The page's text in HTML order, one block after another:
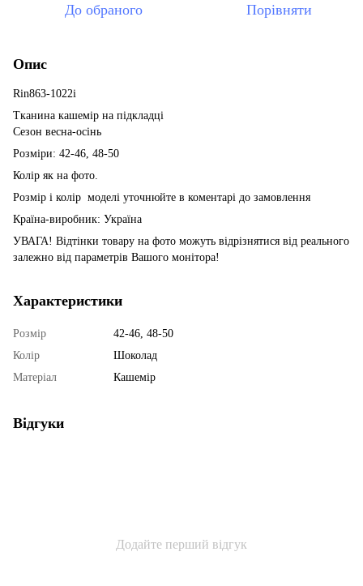
До обраного Порівняти
Опис
Rin863-1022i
Тканина кашемір на підкладці
Сезон весна-осінь
Розміри: 42-46, 48-50
Колір як на фото.
Розмір і колір моделі уточнюйте в коментарі до замовлення
Країна-виробник: Україна
УВАГА! Відтінки товару на фото можуть відрізнятися від реального
залежно від параметрів Вашого монітора!
Характеристики
Розмір
42-46, 48-50
Колір
Шоколад
Матеріал
Кашемір
Відгуки
Додайте перший відгук